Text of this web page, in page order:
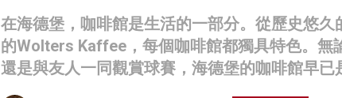
在海德堡，咖啡館是生活的一部分。從歷史悠
的Wolters Kaffee，每個咖啡館都獨具特色。無
還是與友人一同觀賞球賽，海德堡的咖啡館早已